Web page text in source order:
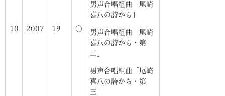
10 2007 19 ○
男声合唱組曲「尾崎
喜八の詩から」
男声合唱組曲「尾崎
喜八の詩から・第
二」
男声合唱組曲「尾崎
喜八の詩から・第
三」